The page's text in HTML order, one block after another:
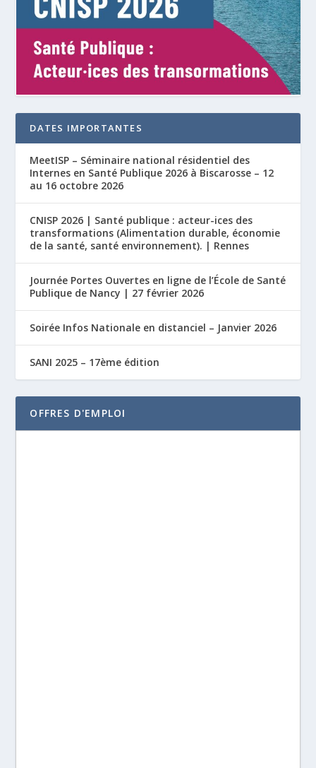
DATES IMPORTANTES
MeetISP – Séminaire national résidentiel des
Internes en Santé Publique 2026 à Biscarosse – 12
au 16 octobre 2026
CNISP 2026 | Santé publique : acteur-ices des
transformations (Alimentation durable, économie
de la santé, santé environnement). | Rennes
Journée Portes Ouvertes en ligne de l’École de Santé
Publique de Nancy | 27 février 2026
Soirée Infos Nationale en distanciel – Janvier 2026
SANI 2025 – 17ème édition
OFFRES D'EMPLOI